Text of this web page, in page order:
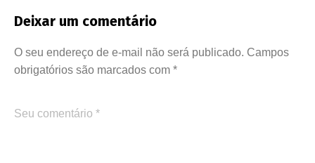
Deixar um comentário
O seu endereço de e-mail não será publicado. Campos
obrigatórios são marcados com *